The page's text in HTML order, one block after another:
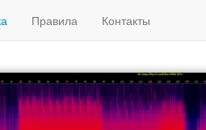
Правила Контакты